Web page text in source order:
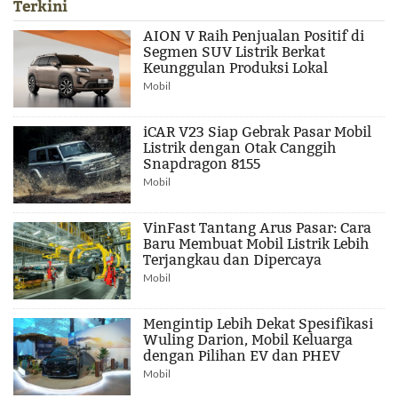
Terkini
AION V Raih Penjualan Positif di
Segmen SUV Listrik Berkat
Keunggulan Produksi Lokal
Mobil
iCAR V23 Siap Gebrak Pasar Mobil
Listrik dengan Otak Canggih
Snapdragon 8155
Mobil
VinFast Tantang Arus Pasar: Cara
Baru Membuat Mobil Listrik Lebih
Terjangkau dan Dipercaya
Mobil
Mengintip Lebih Dekat Spesifikasi
Wuling Darion, Mobil Keluarga
dengan Pilihan EV dan PHEV
Mobil